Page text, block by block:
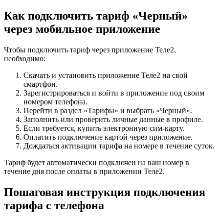
Как подключить тариф «Черный»
через мобильное приложение
Чтобы подключить тариф через приложение Теле2,
необходимо:
Скачать и установить приложение Теле2 на свой
смартфон.
Зарегистрироваться и войти в приложение под своим
номером телефона.
Перейти в раздел «Тарифы» и выбрать «Черный».
Заполнить или проверить личные данные в профиле.
Если требуется, купить электронную сим-карту.
Оплатить подключение картой через приложение.
Дождаться активации тарифа на номере в течение суток.
Тариф будет автоматически подключен на ваш номер в
течение дня после оплаты в приложении Теле2.
Пошаговая инструкция подключения
тарифа с телефона